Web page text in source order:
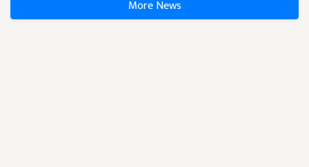
More News